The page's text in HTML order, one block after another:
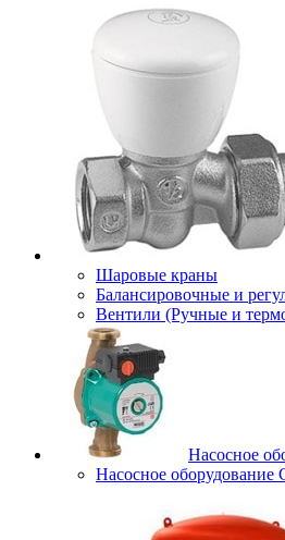
Шаровые краны
Балансировочные и
Вентили (Ручные и
Насосное
Насосное